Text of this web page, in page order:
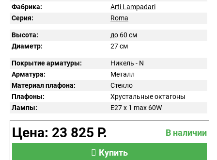
Фабрика:
Arti Lampadari
Серия:
Roma
Высота:
до 60 см
Диаметр:
27 см
Покрытие арматуры:
Никель - N
Арматура:
Металл
Материал плафона:
Стекло
Плафоны:
Хрустальные октагоны
Лампы:
E27 x 1 max 60W
Цена: 23 825 Р.
В наличии
Купить